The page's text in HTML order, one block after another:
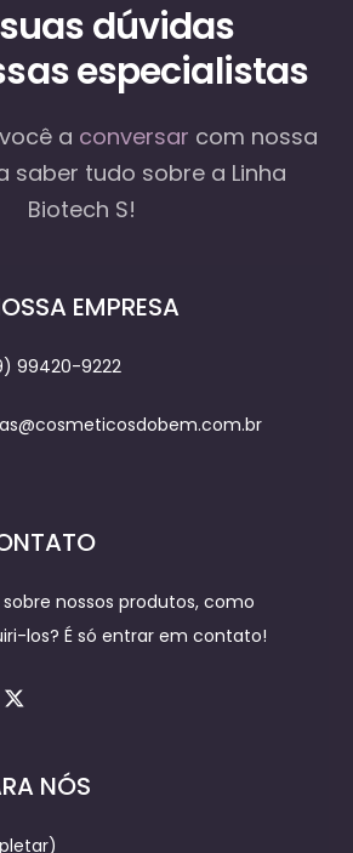
dúvidas
especialistas
a conversar com nossa
saber tudo sobre a Linha
Biotech S!
EMPRESA
99420-9222
nossos produtos, como
los? É só entrar em contato!
NÓS